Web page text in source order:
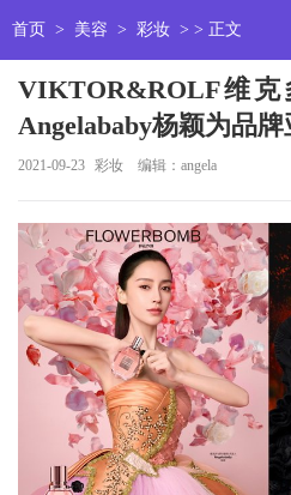
首页 > 美容 > 彩妆 > > 正文
VIKTOR&ROLF维
Angelababy杨颖为品
2021-09-23 彩妆 编辑：angela